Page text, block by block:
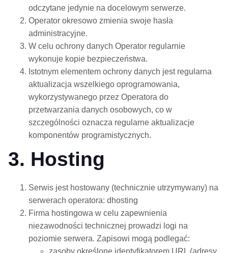
odczytane jedynie na docelowym serwerze.
Operator okresowo zmienia swoje hasła
administracyjne.
W celu ochrony danych Operator regularnie
wykonuje kopie bezpieczeństwa.
Istotnym elementem ochrony danych jest regularna
aktualizacja wszelkiego oprogramowania,
wykorzystywanego przez Operatora do
przetwarzania danych osobowych, co w
szczególności oznacza regularne aktualizacje
komponentów programistycznych.
3. Hosting
Serwis jest hostowany (technicznie utrzymywany) na
serwerach operatora: dhosting
Firma hostingowa w celu zapewnienia
niezawodności technicznej prowadzi logi na
poziomie serwera. Zapisowi mogą podlegać:
zasoby określone identyfikatorem URL (adresy